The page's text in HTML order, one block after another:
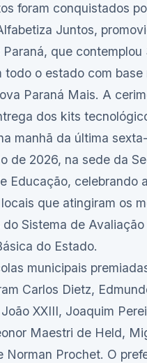
foram conquistados
Juntos,
Paraná, que contemplou
todo o estado com base
Paraná Mais. A
dos kits
manhã da última
de 2026, na sede da
Educação, celebrando
que atingiram os
Sistema de Avaliação
do Estado.
municipais
Carlos Dietz,
XXIII, Joaquim
Maestri de Held,
Norman Prochet. O